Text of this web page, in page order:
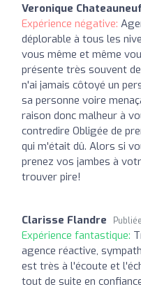
Veronique
Expérience négative:
déplorable à tous les
vous même et même
présente très souvent
n'ai jamais côtoyé un
sa personne voire
raison donc malheur à
contredire Obligée de
qui m'était dû. Alors si
prenez vos jambes à
trouver pire!
Clarisse Flandre
Expérience fantastique:
agence réactive,
est très à l'écoute et
tout de suite en